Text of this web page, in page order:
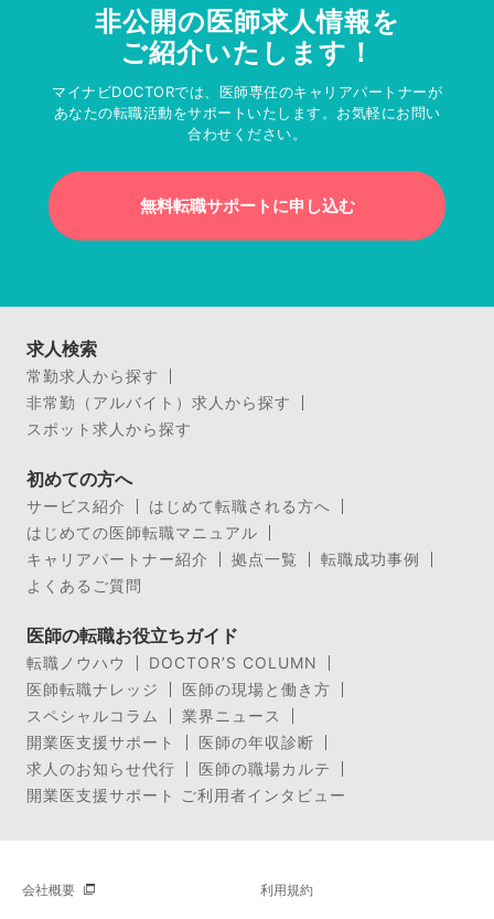
非公開の医師求人情報を
ご紹介いたします！
マイナビDOCTORでは、医師専任のキャリアパートナーが
あなたの転職活動をサポートいたします。お気軽にお問い
合わせください。
無料転職サポートに申し込む
求人検索
常勤求人から探す
非常勤（アルバイト）求人から探す
スポット求人から探す
初めての方へ
サービス紹介
はじめて転職される方へ
はじめての医師転職マニュアル
キャリアパートナー紹介
拠点一覧
転職成功事例
よくあるご質問
医師の転職お役立ちガイド
転職ノウハウ
DOCTOR’S COLUMN
医師転職ナレッジ
医師の現場と働き方
スペシャルコラム
業界ニュース
開業医支援サポート
医師の年収診断
求人のお知らせ代行
医師の職場カルテ
開業医支援サポート ご利用者インタビュー
会社概要 利用規約